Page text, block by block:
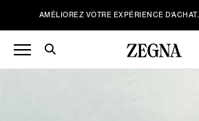
AMÉLIOREZ VOTRE EXPÉRIENCE D’ACHAT.